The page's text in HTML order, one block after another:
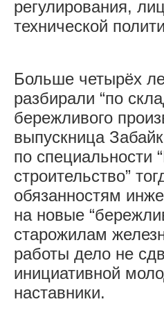
регулирования,
технической
Больше четырёх
разбирали “по
бережливого
выпускница
по специальности
строительство”
обязанностям
на новые
старожилам
работы дело не
инициативной
наставники.